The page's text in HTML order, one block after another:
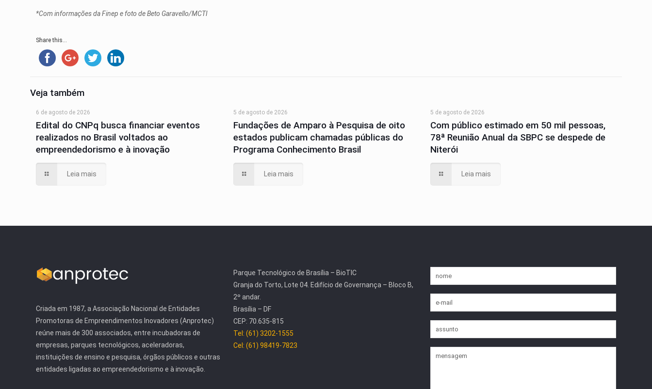
*Com informações da Finep e foto de Beto Garavello/MCTI
Share this...
Veja também
6 de agosto de 2026
Edital do CNPq busca financiar eventos
realizados no Brasil voltados ao
empreendedorismo e à inovação
Leia mais
5 de agosto de 2026
Fundações de Amparo à Pesquisa de oito
estados publicam chamadas públicas do
Programa Conhecimento Brasil
Leia mais
5 de agosto de 2026
Com público estimado em 50 mil pessoas,
78ª Reunião Anual da SBPC se despede de
Niterói
Leia mais
Criada em 1987, a Associação Nacional de Entidades
Promotoras de Empreendimentos Inovadores (Anprotec)
reúne mais de 300 associados, entre incubadoras de
empresas, parques tecnológicos, aceleradoras,
instituições de ensino e pesquisa, órgãos públicos e outras
entidades ligadas ao empreendedorismo e à inovação.
Parque Tecnológico de Brasília – BioTIC
Granja do Torto, Lote 04. Edifício de Governança – Bloco B,
2º andar.
Brasília – DF
CEP: 70.635-815
Tel: (61) 3202-1555
Cel: (61) 98419-7823